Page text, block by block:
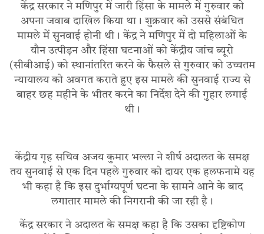
केंद्र सरकार ने मणिपुर में जारी हिंसा के मामले में गुरुवार को
अपना जवाब दाखिल किया था। शुक्रवार को उससे संबंधित
मामले में सुनवाई होनी थी। केंद्र ने मणिपुर में दो महिलाओं के
यौन उत्पीड़न और हिंसा घटनाओं को केंद्रीय जांच ब्यूरो
(सीबीआई) को स्थानांतरित करने के फैसले से गुरुवार को उच्चतम
न्यायालय को अवगत कराते हुए इस मामले की सुनवाई राज्य से
बाहर छह महीने के भीतर करने का निर्देश देने की गुहार लगाई
थी।
केंद्रीय गृह सचिव अजय कुमार भल्ला ने शीर्ष अदालत के समक्ष
तय सुनवाई से एक दिन पहले गुरुवार को दायर एक हलफनामे यह
भी कहा है कि इस दुर्भाग्यपूर्ण घटना के सामने आने के बाद
लगातार मामले की निगरानी की जा रही है।
केंद्र सरकार ने अदालत के समक्ष कहा है कि उसका दृष्टिकोण